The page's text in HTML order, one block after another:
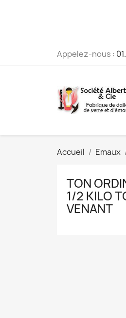
Appelez-nous :
Accueil Emaux
TON
1/2 KILO
VENANT